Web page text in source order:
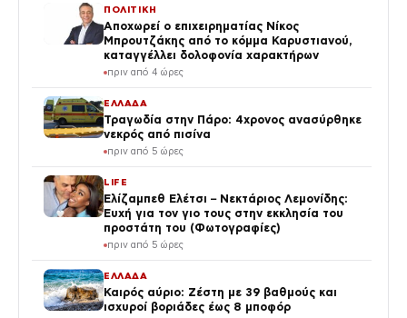
ΠΟΛΙΤΙΚΗ
Αποχωρεί ο επιχειρηματίας Νίκος
Μπρουτζάκης από το κόμμα Καρυστιανού,
καταγγέλλει δολοφονία χαρακτήρων
πριν από 4 ώρες
ΕΛΛΑΔΑ
Τραγωδία στην Πάρο: 4χρονος ανασύρθηκε
νεκρός από πισίνα
πριν από 5 ώρες
LIFE
Ελίζαμπεθ Ελέτσι – Νεκτάριος Λεμονίδης:
Ευχή για τον γιο τους στην εκκλησία του
προστάτη του (Φωτογραφίες)
πριν από 5 ώρες
ΕΛΛΑΔΑ
Καιρός αύριο: Ζέστη με 39 βαθμούς και
ισχυροί βοριάδες έως 8 μποφόρ